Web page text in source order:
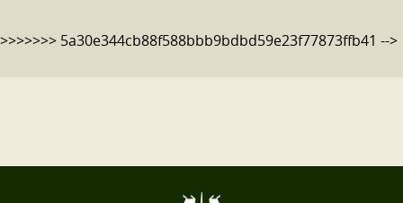
>>>>>>> 5a30e344cb88f588bbb9bdbd59e23f77873ffb41 -->